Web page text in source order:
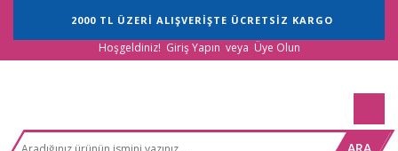
2000 TL ÜZERİ ALIŞVERİŞTE ÜCRETSİZ KARGO
Hoşgeldiniz! Giriş Yapın veya Üye Olun
ARA